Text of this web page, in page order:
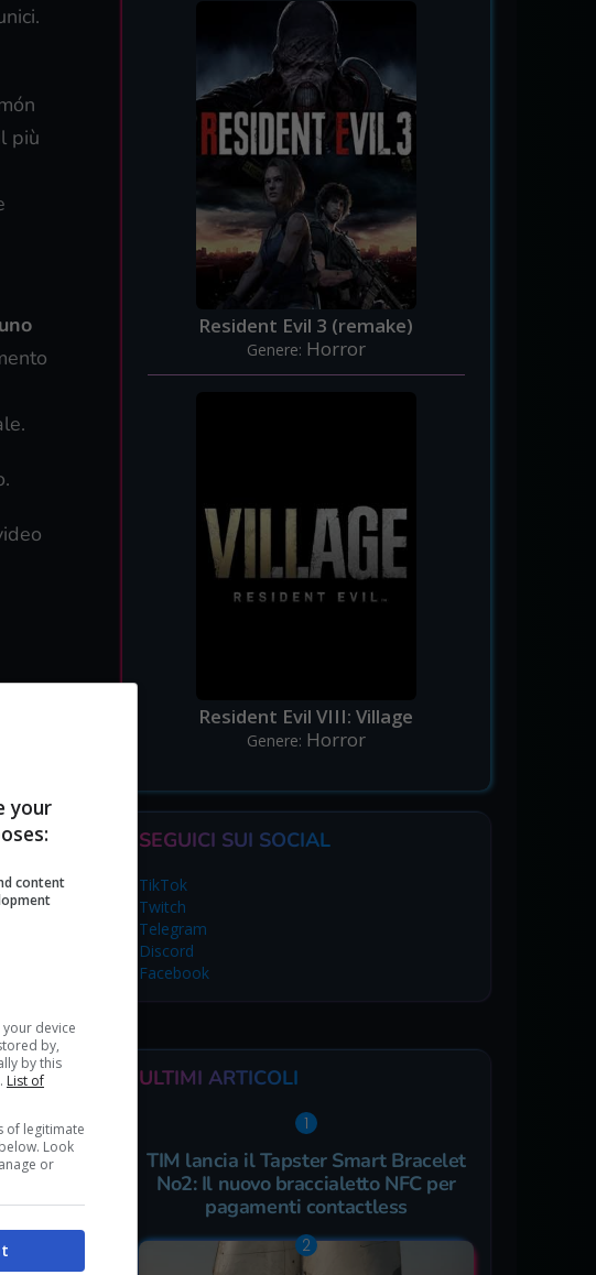
più
uno
Resident Evil 3 (remake)
Genere: Horror
Resident Evil VIII: Village
Genere: Horror
SEGUICI SUI SOCIAL
TikTok
Twitch
Telegram
Discord
Facebook
ULTIMI ARTICOLI
TIM lancia il Tapster Smart Bracelet
No2: Il nuovo braccialetto NFC per
pagamenti contactless
your
content
device
by,
by this
List of
of legitimate
Look
or